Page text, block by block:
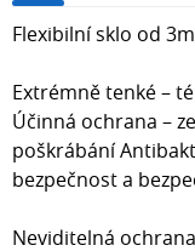
Flexibilní sklo od
Extrémně tenké –
Účinná ochrana –
poškrábání
bezpečnost a
Neviditelná ochrana